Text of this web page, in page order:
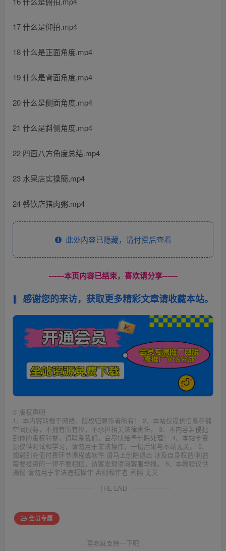
17 什么是仰拍.mp4
18 什么是正面角度.mp4
19 什么是背面角度,mp4
20 什么是侧面角度.mp4
21 什么是斜侧角度.mp4
22 四面八方角度总结.mp4
23 水果店实操簡,mp4
24 餐饮店猪肉粥.mp4
此处内容已隐藏，请付费后查看
------本页内容已结束，喜欢请分享------
感谢您的来访，获取更多精彩文章请收藏本站。
© 版权声明
1、本内容转载于网络，版权归原作者所有！ 2、本站仅提供信息存储
空间服务，不拥有所有权，不承担相关法律责任。 3、本内容若侵犯
到你的版权利益，请联系我们，会尽快给予删除处理！ 4、本站全资
源仅供测试和学习，请勿用于非法操作，一切后果与本站无关。 5、
如遇到充值付费环节课程或软件 请马上删除退出 涉及自身权益/利益
需要投资的一律不要相信，访客发现请向客服举报。 6、本教程仅供
揭秘 请勿用于非法违规操作 否则和作者 官网 无关
THE END
会员专属
喜欢就支持一下吧